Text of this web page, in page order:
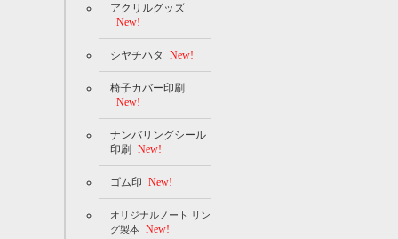
アクリルグッズ
New!
シヤチハタ New!
椅子カバー印刷
New!
ナンバリングシール
印刷 New!
ゴム印 New!
オリジナルノート リン
グ製本 New!